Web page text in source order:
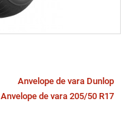
Anvelope de vara Dunlop
Anvelope de vara 205/50 R17